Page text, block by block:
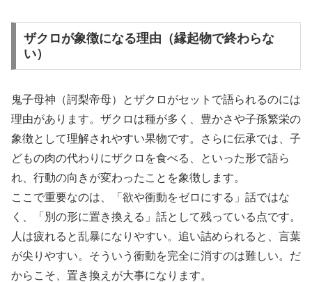
ザクロが象徴になる理由（縁起物で終わらな
い）
鬼子母神（訶梨帝母）とザクロがセットで語られるのには
理由があります。ザクロは種が多く、豊かさや子孫繁栄の
象徴として理解されやすい果物です。さらに伝承では、子
どもの肉の代わりにザクロを食べる、といった形で語ら
れ、行動の向きが変わったことを象徴します。
ここで重要なのは、「欲や衝動をゼロにする」話ではな
く、「別の形に置き換える」話として残っている点です。
人は疲れると乱暴になりやすい。追い詰められると、言葉
が尖りやすい。そういう衝動を完全に消すのは難しい。だ
からこそ、置き換えが大事になります。